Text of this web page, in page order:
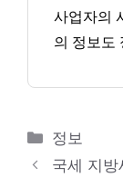
사업자의
의 정보도
카
테
정보
국세 지